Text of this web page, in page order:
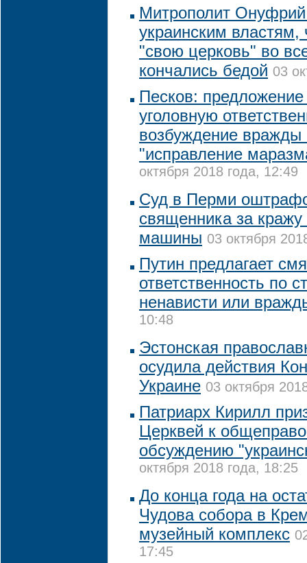
Митрополит
украинским властям,
"свою церковь" во
кончались бедой 03
Песков: предложение
уголовную
возбуждение вражды
"исправление
октября 2018 года, 12:49
Суд в Перми
священника за кражу
машины 03 октября
Путин предлагает
ответственность по
ненависти или
10:48
Эстонская
осудила действия
Украине 03 октября
Патриарх Кирилл
Церквей к
обсуждению
октября 2018 года, 18:25
До конца года на
Чудова собора в
музейный комплекс
17:45